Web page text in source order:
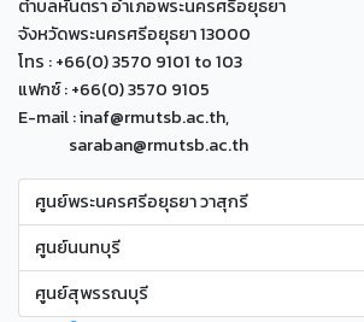
ตำบลหันตรา อำเภอพระนครศรีอยุธยา
จังหวัดพระนครศรีอยุธยา 13000
โทร : +66(0) 3570 9101 to 103
แฟกซ์ : +66(0) 3570 9105
E-mail : inaf@rmutsb.ac.th,
saraban@rmutsb.ac.th
ศูนย์พระนครศรีอยุธยา วาสุกรี
ศูนย์นนทบุรี
ศูนย์สุพรรณบุรี